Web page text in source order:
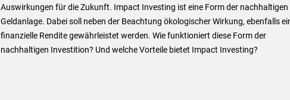
Auswirkungen für die Zukunft. Impact Investing ist eine Form der nachhaltigen
Geldanlage. Dabei soll neben der Beachtung ökologischer Wirkung, ebenfalls
finanzielle Rendite gewährleistet werden. Wie funktioniert diese Form der
nachhaltigen Investition? Und welche Vorteile bietet Impact Investing?